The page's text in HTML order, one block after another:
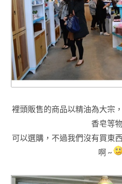
裡頭販售的商品以精油為大宗
香皂等
可以選購 ，不過我們沒有買東西
啊 ~